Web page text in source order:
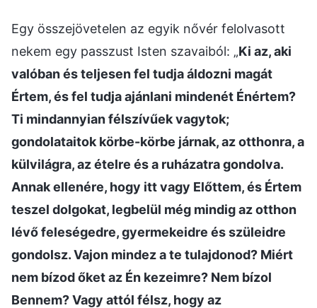
Egy összejövetelen az egyik nővér felolvasott
nekem egy passzust Isten szavaiból: „Ki az, aki
valóban és teljesen fel tudja áldozni magát
Értem, és fel tudja ajánlani mindenét Énértem?
Ti mindannyian félszívűek vagytok;
gondolataitok körbe-körbe járnak, az otthonra, a
külvilágra, az ételre és a ruházatra gondolva.
Annak ellenére, hogy itt vagy Előttem, és Értem
teszel dolgokat, legbelül még mindig az otthon
lévő feleségedre, gyermekeidre és szüleidre
gondolsz. Vajon mindez a te tulajdonod? Miért
nem bízod őket az Én kezeimre? Nem bízol
Bennem? Vagy attól félsz, hogy az